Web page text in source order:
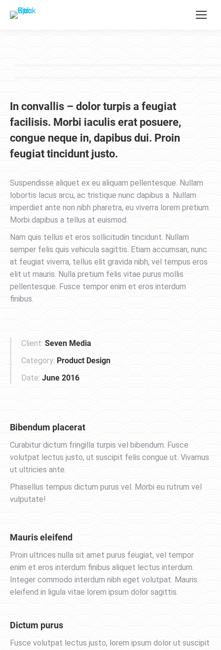
In convallis – dolor turpis a feugiat
facilisis. Morbi iaculis erat posuere,
congue neque in, dapibus dui. Proin
feugiat tincidunt justo.
Suspendisse aliquet ex eu aliquam pellentesque. Nullam
lobortis lacus arcu, ac tristique nunc dapibus a. Nullam
imperdiet ante non nibh pharetra, eu viverra lorem pretium.
Morbi dapibus a tellus at euismod.
Nam quis tellus et eros sollicitudin tincidunt. Nullam
semper felis quis vehicula sagittis. Etiam accumsan, nunc
at feugiat viverra, tellus elit gravida nibh, vel tempus eros
elit ut mauris. Nulla pretium felis vitae purus mollis
pellentesque. Fusce tempor enim et eros interdum
finibus.
Client: Seven Media
Category: Product Design
Date: June 2016
Bibendum placerat
Curabitur dictum fringilla turpis vel bibendum. Fusce
volutpat lectus justo, ut suscipit felis congue ut. Vivamus
ut ultricies ante.
Phasellus tempus dictum purus vel. Morbi eu rutrum vel
vulputate!
Mauris eleifend
Proin ultrices nulla sit amet purus feugiat, vel tempor
enim et eros interdum finibus aliquet lectus interdum.
Integer commodo interdum nibh eget volutpat. Mauris
eleifend in ligula vitae lorem ipsum dolor sagittis.
Dictum purus
Fusce volutpat lectus justo, lorem ipsum dolor ut suscipit